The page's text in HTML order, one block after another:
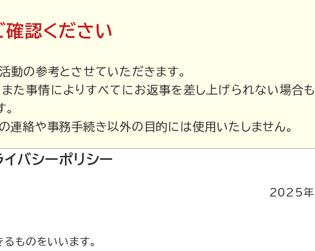
確認ください
動の参考とさせていただきます。
た事情によりすべてにお返事を差し上げられない場合
連絡や事務手続き以外の目的には使用いたしません。
イバシーポリシー
2025年
ものをいいます。